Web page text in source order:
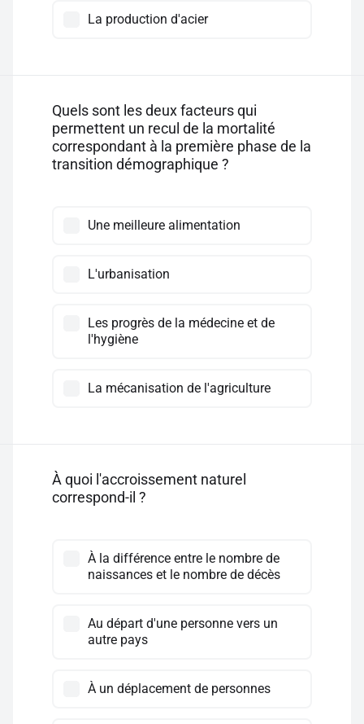
La production d'acier
Quels sont les deux facteurs qui
permettent un recul de la mortalité
correspondant à la première phase de la
transition démographique ?
Une meilleure alimentation
L'urbanisation
Les progrès de la médecine et de
l'hygiène
La mécanisation de l'agriculture
À quoi l'accroissement naturel
correspond-il ?
À la différence entre le nombre de
naissances et le nombre de décès
Au départ d'une personne vers un
autre pays
À un déplacement de personnes